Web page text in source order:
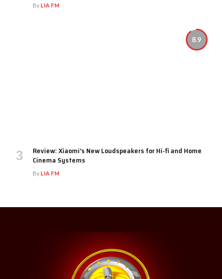
ByLIA FM
8.9
Review: Xiaomi’s New Loudspeakers for Hi-fi and Home
Cinema Systems
ByLIA FM